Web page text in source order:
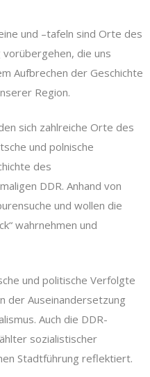
und –tafeln sind Orte des
vorübergehen, die uns
Aufbrechen der Geschichte
Region.
sich zahlreiche Orte des
und polnische
des
DDR. Anhand von
und wollen die
wahrnehmen und
und politische Verfolgte
der Auseinandersetzung
Auch die DDR-
sozialistischer
Stadtführung reflektiert.